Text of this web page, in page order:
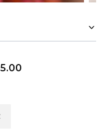
5.00